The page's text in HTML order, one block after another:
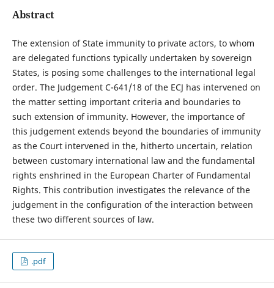
Abstract
The extension of State immunity to private actors, to whom
are delegated functions typically undertaken by sovereign
States, is posing some challenges to the international legal
order. The Judgement C-641/18 of the ECJ has intervened on
the matter setting important criteria and boundaries to
such extension of immunity. However, the importance of
this judgement extends beyond the boundaries of immunity
as the Court intervened in the, hitherto uncertain, relation
between customary international law and the fundamental
rights enshrined in the European Charter of Fundamental
Rights. This contribution investigates the relevance of the
judgement in the configuration of the interaction between
these two different sources of law.
.pdf